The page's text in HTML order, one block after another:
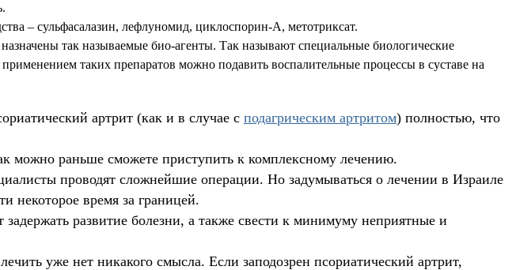
– сульфасалазин, лефлуномид, циклоспорин-А, метотриксат.
так называемые био-агенты. Так называют специальные биологические
таких препаратов можно подавить воспалительные процессы в суставе на
артрит (как и в случае с подагрическим артритом) полностью, что
можно раньше сможете приступить к комплексному лечению.
проводят сложнейшие операции. Но задумываться о лечении в Израиле
некоторое время за границей.
развитие болезни, а также свести к минимуму неприятные и
уже нет никакого смысла. Если заподозрен псориатический артрит,